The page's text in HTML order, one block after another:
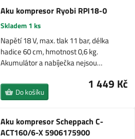
Aku kompresor Ryobi RPI18-0
Skladem 1 ks
Napětí 18 V, max. tlak 11 bar, délka
hadice 60 cm, hmotnost 0,6 kg.
Akumulátor a nabíječka nejsou…
1 449 Kč
Do košíku
Aku kompresor Scheppach C-
ACT160/6-X 5906175900